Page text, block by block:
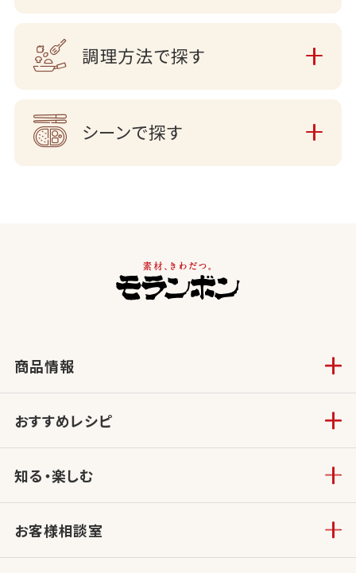
調理方法で探す
シーンで探す
商品情報
おすすめレシピ
知る・楽しむ
お客様相談室